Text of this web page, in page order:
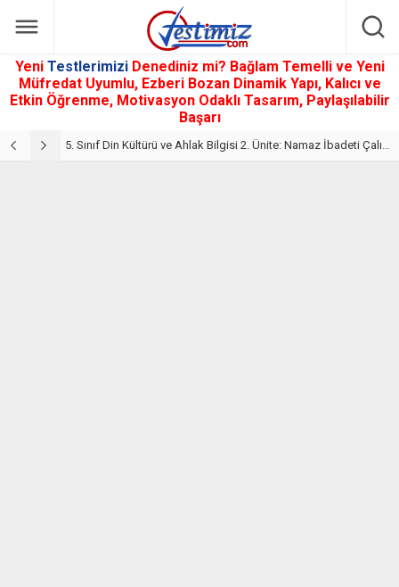
Yeni Testlerimizi Denediniz mi? Bağlam Temelli ve Yeni
Müfredat Uyumlu, Ezberi Bozan Dinamik Yapı, Kalıcı ve
Etkin Öğrenme, Motivasyon Odaklı Tasarım, Paylaşılabilir
Başarı
5. Sınıf Namaz İbadeti Ünite Testi – Online Çöz